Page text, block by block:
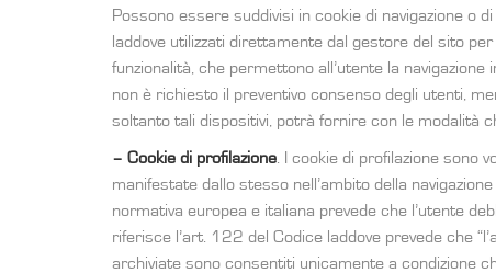
Possono essere suddivisi in cookie di navigazione o
laddove utilizzati direttamente dal gestore del sito
funzionalità, che permettono all’utente la
non è richiesto il preventivo consenso degli utenti,
soltanto tali dispositivi, potrà fornire con le modalità
– Cookie di profilazione . I cookie di profilazione sono
manifestate dallo stesso nell’ambito della
normativa europea e italiana prevede che l’utente
riferisce l’art. 122 del Codice laddove prevede che
archiviate sono consentiti unicamente a condizione